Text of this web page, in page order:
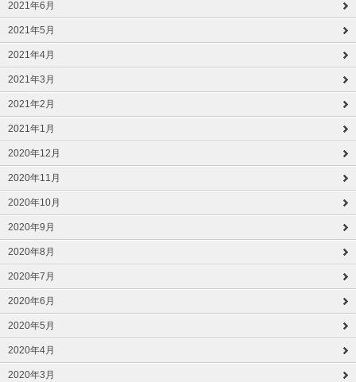
2021年6月
2021年5月
2021年4月
2021年3月
2021年2月
2021年1月
2020年12月
2020年11月
2020年10月
2020年9月
2020年8月
2020年7月
2020年6月
2020年5月
2020年4月
2020年3月